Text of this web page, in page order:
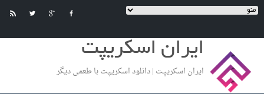
ایران اسکریپت
ایران اسکریپت | دانلود اسکریپت با طعمی دیگر